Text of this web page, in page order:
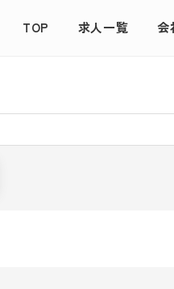
TOP 求人一覧 会